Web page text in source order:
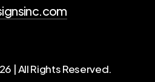
| All Rights Reserved.